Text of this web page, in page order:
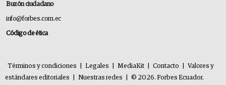
Buzón ciudadano
info@forbes.com.ec
Código de ética
Términos y condiciones Legales MediaKit Contacto
Valores y
estándares editoriales
Nuestras redes
© 2026. Forbes Ecuador.